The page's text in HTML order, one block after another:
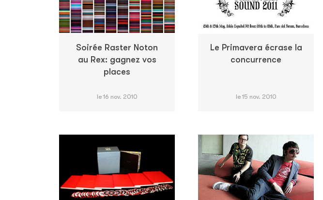
Soirée Raster Noton
au Rex: gagnez vos
places
le 16 nov. 2010
Le Primavera écrase la
concurrence
le 15 nov. 2010